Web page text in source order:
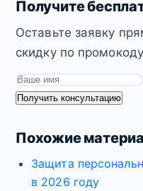
Получите
Оставьте заявку
скидку по промокоду
Получить консультацию
Похожие
Защита
в 2026 году